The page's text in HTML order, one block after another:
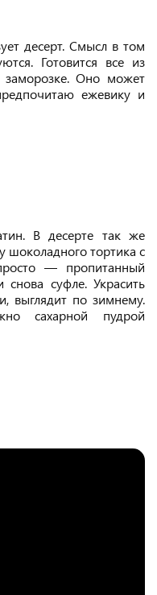
десерт. Смысл в том
Готовится все из
заморозке. Оно может
ежевику и
В десерте так же
шоколадного тортика с
— пропитанный
суфле. Украсить
выглядит по зимнему.
сахарной пудрой